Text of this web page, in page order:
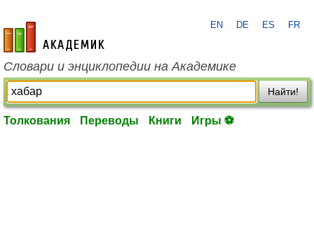
academic.ru
EN DE ES FR
Словари и энциклопедии на Академике
Найти!
Толкования Переводы Книги Игры ⚽